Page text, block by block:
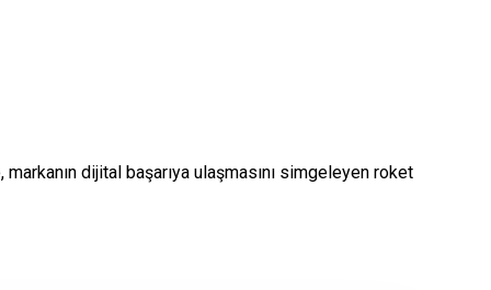
dijital başarıya ulaşmasını simgeleyen roket